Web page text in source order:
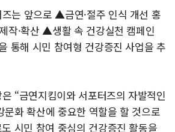
는 앞으로 ▲금연·절주 인식 개선 홍
작·확산 ▲생활 속 건강실천 캠페인
통해 시민 참여형 건강증진 사업을 추
“금연지킴이와 서포터즈의 자발적인
문화 확산에 중요한 역할을 할 것으로
시민 참여 중심의 건강증진 활동을